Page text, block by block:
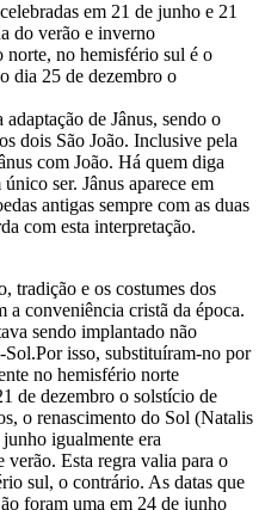
em 21 de junho e 21
do verão e inverno
norte, no hemisfério sul é o
dia 25 de dezembro o
de Jânus, sendo o
dois São João. Inclusive pela
com João. Há quem diga
ser. Jânus aparece em
antigas sempre com as duas
com esta interpretação.
tradição e os costumes dos
a conveniência cristã da época.
sendo implantado não
Sol.Por isso, substituíram-no por
no hemisfério norte
de dezembro o solstício de
o renascimento do Sol (Natalis
igualmente era
verão. Esta regra valia para o
sul, o contrário. As datas que
foram uma em 24 de junho